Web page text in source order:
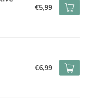
€5,99
€6,99